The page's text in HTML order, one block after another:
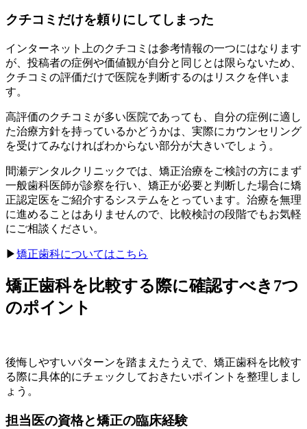
クチコミだけを頼りにしてしまった
インターネット上のクチコミは参考情報の一つにはなります
が、投稿者の症例や価値観が自分と同じとは限らないため、
クチコミの評価だけで医院を判断するのはリスクを伴いま
す。
高評価のクチコミが多い医院であっても、自分の症例に適し
た治療方針を持っているかどうかは、実際にカウンセリング
を受けてみなければわからない部分が大きいでしょう。
間瀬デンタルクリニックでは、矯正治療をご検討の方にまず
一般歯科医師が診察を行い、矯正が必要と判断した場合に矯
正認定医をご紹介するシステムをとっています。治療を無理
に進めることはありませんので、比較検討の段階でもお気軽
にご相談ください。
▶矯正歯科についてはこちら
矯正歯科を比較する際に確認すべき7つ
のポイント
後悔しやすいパターンを踏まえたうえで、矯正歯科を比較す
る際に具体的にチェックしておきたいポイントを整理しまし
ょう。
担当医の資格と矯正の臨床経験